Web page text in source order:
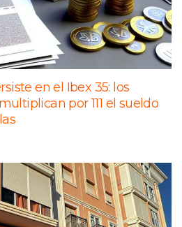
en el Ibex 35: los
por 111 el sueldo